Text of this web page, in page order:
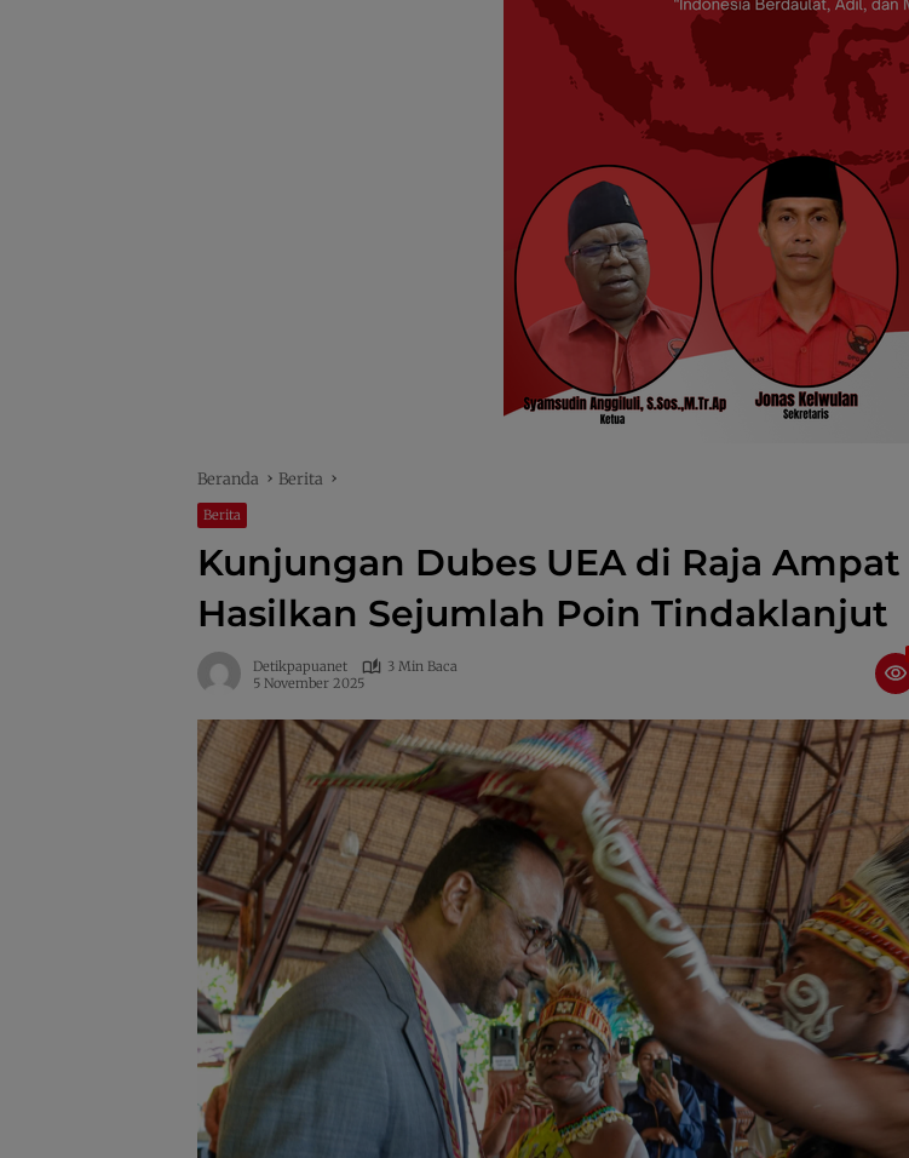
Beranda Berita
Berita
Kunjungan Dubes UEA di Raja Ampat
Hasilkan Sejumlah Poin Tindaklanjut
Detikpapuanet
3 Min Baca
5 November 2025